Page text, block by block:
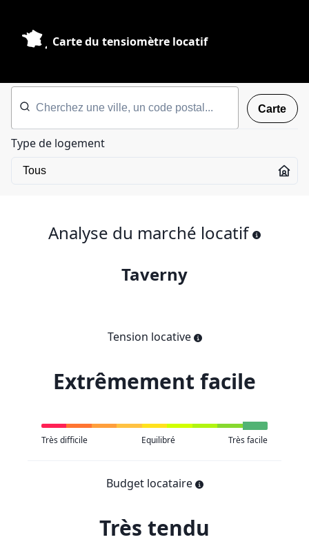
Carte du tensiomètre locatif
Carte
Type de logement
Analyse du marché locatif
Taverny
Tension locative
Extrêmement facile
Très difficile Equilibré Très facile
Budget locataire
Très tendu